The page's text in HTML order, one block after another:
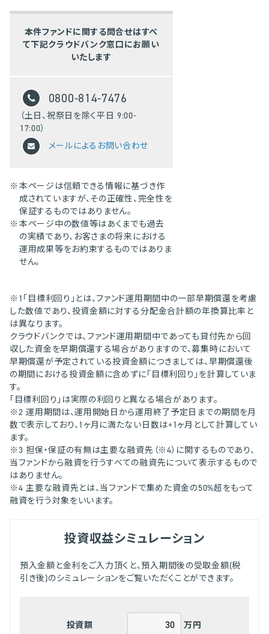
本件ファンドに関する問合せはすべ
て下記クラウドバンク窓口にお願い
いたします
0800-814-7476
（土日、祝祭日を除く平日 9:00-
17:00）
メールによるお問い合わせ
※ 本ページは信頼できる情報に基づき作
成されていますが、その正確性、完全性を
保証するものではありません。
※ 本ページ中の数値等はあくまでも過去
の実績であり、お客さまの将来における
運用成果等をお約束するものではありま
せん。
※1「目標利回り」とは、ファンド運用期間中の一部早期償還を考慮
した数値であり、投資金額に対する分配金合計額の年換算比率と
は異なります。
クラウドバンクでは、ファンド運用期間中であっても貸付先から回
収した資金を早期償還する場合がありますので、募集時において
早期償還が予定されている投資金額につきましては、早期償還後
の期間における投資金額に含めずに「目標利回り」を計算していま
す。
「目標利回り」は実際の利回りと異なる場合があります。
※2 運用期間は、運用開始日から運用終了予定日までの期間を月
数で表示しており、1ヶ月に満たない日数は+1ヶ月として計算してい
ます。
※3 担保・保証の有無は主要な融資先（※4）に関するものであり、
当ファンドから融資を行うすべての融資先について表示するもので
はありません。
※4 主要な融資先とは、当ファンドで集めた資金の50%超をもって
融資を行う対象をいいます。
投資収益シミュレーション
預入金額と金利をご入力頂くと、預入期間後の受取金額(税
引き後)のシミュレーションをご覧いただくことができます。
投資額 万円